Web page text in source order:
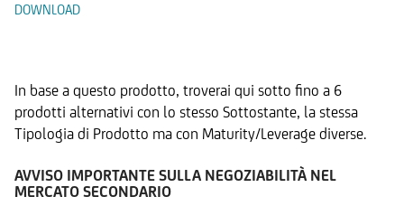
DOWNLOAD
In base a questo prodotto, troverai qui sotto fino a 6
prodotti alternativi con lo stesso Sottostante, la stessa
Tipologia di Prodotto ma con Maturity/Leverage diverse.
AVVISO IMPORTANTE SULLA NEGOZIABILITÀ NEL
MERCATO SECONDARIO